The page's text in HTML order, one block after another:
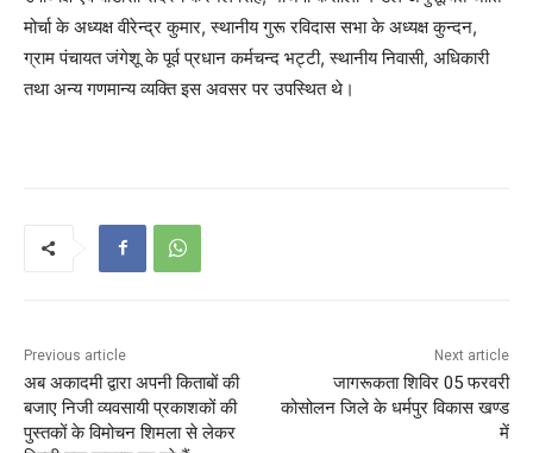
मोर्चा के अध्यक्ष वीरेन्द्र कुमार, स्थानीय गुरू रविदास सभा के अध्यक्ष कुन्दन,
ग्राम पंचायत जंगेशू के पूर्व प्रधान कर्मचन्द भट्टी, स्थानीय निवासी, अधिकारी
तथा अन्य गणमान्य व्यक्ति इस अवसर पर उपस्थित थे।
Previous article
अब अकादमी द्वारा अपनी किताबों की
बजाए निजी व्यवसायी प्रकाशकों की
पुस्तकों के विमोचन शिमला से लेकर
Next article
जागरूकता शिविर 05 फरवरी
कोसोलन जिले के धर्मपुर विकास खण्ड
में